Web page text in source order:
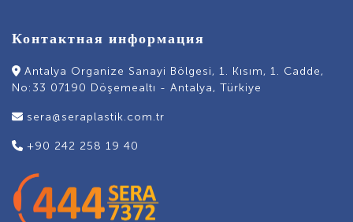
Контактная информация
Antalya Organize Sanayi Bölgesi, 1. Kısım, 1. Cadde,
No:33 07190 Döşemealtı - Antalya, Türkiye
sera@seraplastik.com.tr
+90 242 258 19 40